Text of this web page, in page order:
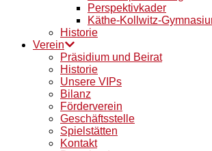
Perspektivkader
Käthe-Kollwitz-
Historie
Verein
Präsidium und Beirat
Historie
Unsere VIPs
Bilanz
Förderverein
Geschäftsstelle
Spielstätten
Kontakt